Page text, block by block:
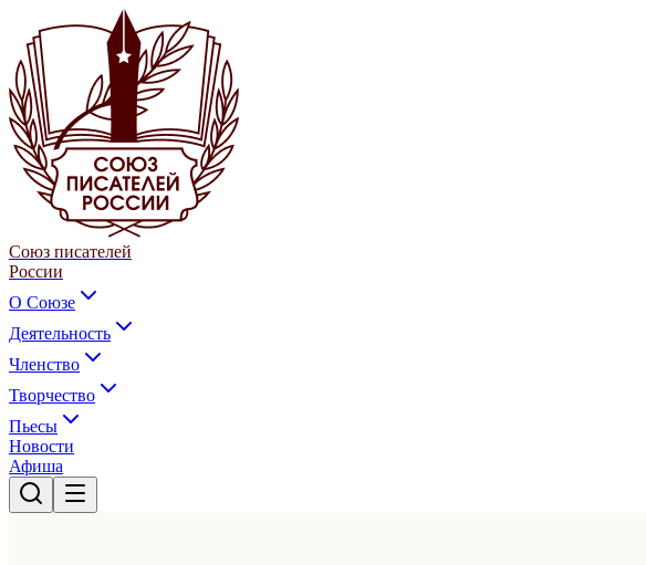
Союз писателей
России
О Союзе
Деятельность
Членство
Творчество
Пьесы
Новости
Афиша